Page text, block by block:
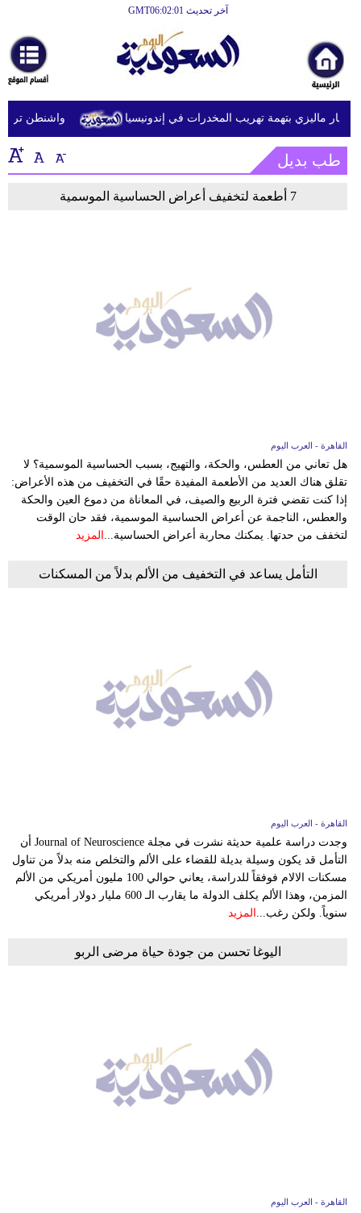
آخر تحديث GMT06:02:01
أخبارعاجلة
رياضة
ثقافة
إقتصاد
إعلام
علوم
واشنطن ترفع ماليزي بتهمة تهريب المخدرات في إندونيسيا
طب بديل
7 أطعمة لتخفيف أعراض الحساسية الموسمية
القاهرة - العرب اليوم
هل تعاني من العطس، والحكة، والتهيج، بسبب الحساسية الموسمية؟ لا
تقلق هناك العديد من الأطعمة المفيدة حقًا في التخفيف من هذه الأعراض:
إذا كنت تقضي فترة الربيع والصيف، في المعاناة من دموع العين والحكة
والعطس، الناجمة عن أعراض الحساسية الموسمية، فقد حان الوقت
لتخفف من حدتها. يمكنك محاربة أعراض الحساسية... المزيد
التأمل يساعد في التخفيف من الألم بدلاً من المسكنات
القاهرة - العرب اليوم
وجدت دراسة علمية حديثة نشرت في مجلة Journal of Neuroscience أن
التأمل قد يكون وسيلة بديلة للقضاء على الألم والتخلص منه بدلاً من تناول
مسكنات الالام فوفقاً للدراسة، يعاني حوالي 100 مليون أمريكي من الألم
المزمن، وهذا الألم يكلف الدولة ما يقارب الـ 600 مليار دولار أمريكي
سنوياً. ولكن رغب... المزيد
اليوغا تحسن من جودة حياة مرضى الربو
القاهرة - العرب اليوم